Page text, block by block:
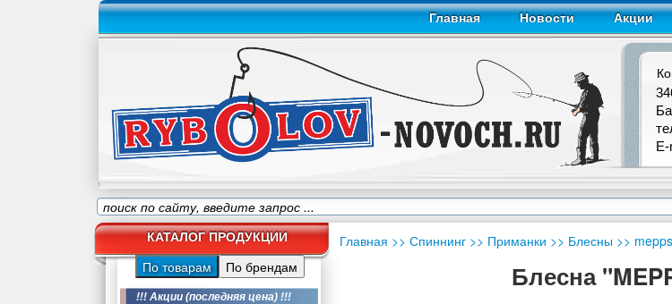
Главная Новости Акции
E-
КАТАЛОГ ПРОДУКЦИИ
По товарам По брендам
!!! Акции (последняя цена) !!!
Главная >> Спиннинг>> Приманки >> Блесны>> mepps
Блесна